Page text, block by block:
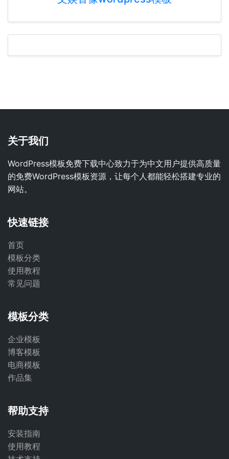
关于我们
WordPress模板免费下载中心致力于为中文用户提供高质量
的免费WordPress模板资源，让每个人都能轻松搭建专业的
网站。
快速链接
首页
模板分类
使用教程
常见问题
模板分类
企业模板
博客模板
电商模板
作品集
帮助支持
安装指南
使用教程